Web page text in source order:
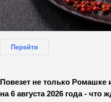
Перейти
Повезет не только Ромашке
на 6 августа 2026 года - что